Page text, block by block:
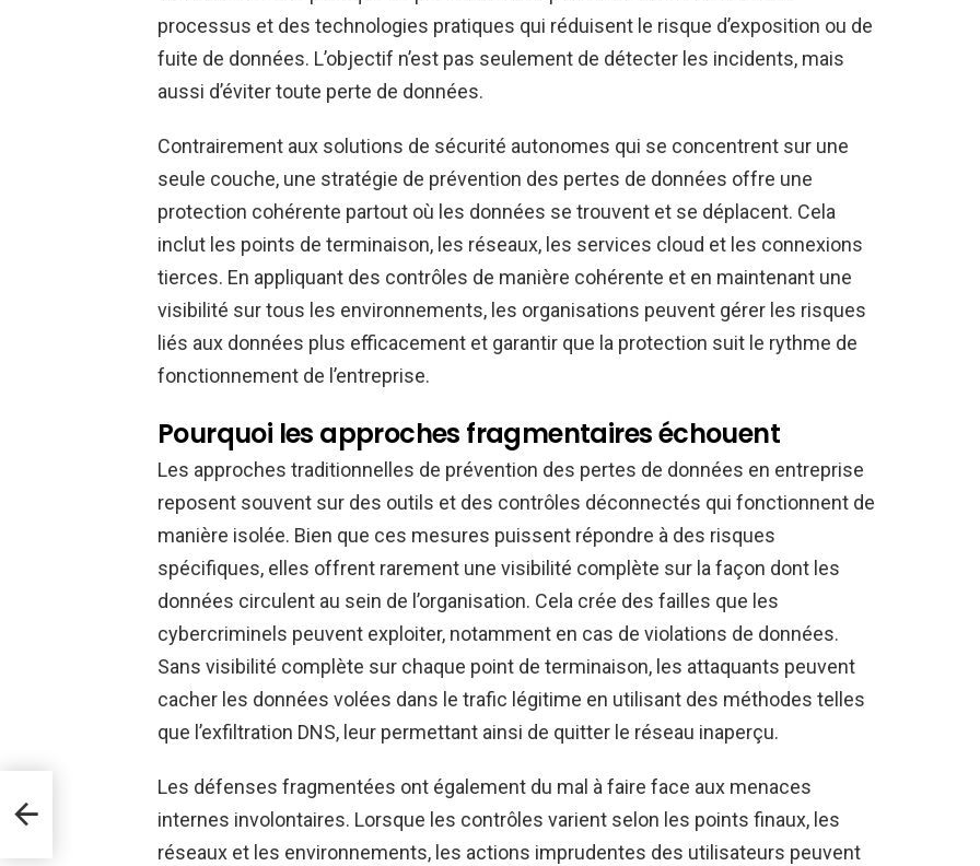
processus et des technologies pratiques qui réduisent le risque d’exposition ou de
fuite de données. L’objectif n’est pas seulement de détecter les incidents, mais
aussi d’éviter toute perte de données.
Contrairement aux solutions de sécurité autonomes qui se concentrent sur une
seule couche, une stratégie de prévention des pertes de données offre une
protection cohérente partout où les données se trouvent et se déplacent. Cela
inclut les points de terminaison, les réseaux, les services cloud et les connexions
tierces. En appliquant des contrôles de manière cohérente et en maintenant une
visibilité sur tous les environnements, les organisations peuvent gérer les risques
liés aux données plus efficacement et garantir que la protection suit le rythme de
fonctionnement de l’entreprise.
Pourquoi les approches fragmentaires échouent
Les approches traditionnelles de prévention des pertes de données en entreprise
reposent souvent sur des outils et des contrôles déconnectés qui fonctionnent de
manière isolée. Bien que ces mesures puissent répondre à des risques
spécifiques, elles offrent rarement une visibilité complète sur la façon dont les
données circulent au sein de l’organisation. Cela crée des failles que les
cybercriminels peuvent exploiter, notamment en cas de violations de données.
Sans visibilité complète sur chaque point de terminaison, les attaquants peuvent
cacher les données volées dans le trafic légitime en utilisant des méthodes telles
que l’exfiltration DNS, leur permettant ainsi de quitter le réseau inaperçu.
Les défenses fragmentées ont également du mal à faire face aux menaces
internes involontaires. Lorsque les contrôles varient selon les points finaux, les
réseaux et les environnements, les actions imprudentes des utilisateurs peuvent